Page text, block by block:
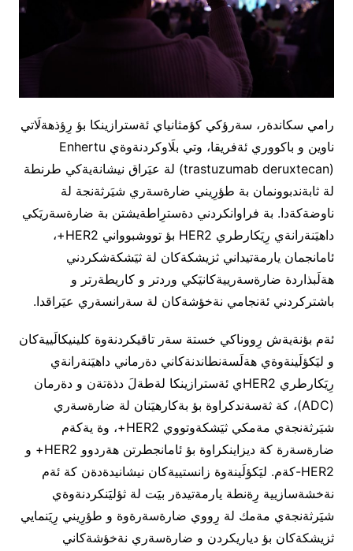
رامي سكاندةر، سةرؤكي كؤمثانياي ئةسترازينكا بؤ رِؤذهةلَاتي
ناوين و باكووري ئةفريقا، وتي بلَاوكردنةوةي Enhertu
(trastuzumab deruxtecan) لة عيَراق نيشانةيةكي طرنطة
لة ثابةندبوونمان بة طؤرِيني ضارةسةري شيَرثةنجة لة
ناوضةكةدا. بة فراوانكردني دةسترِاطةيشتن بة ضارةسةريَكي
داهيَنةرانةي رِيَكارطري HER2 بؤ تووشبوواني HER2+،
ئامانجمان يارمةتيداني ثزيشكةكان لة ثيَشكةشكردني
هةلَبذاردة ضارةسةرييةكانيَكي وردتر و كاريطةرتر و
باشتركردني ئةنجامي نةخؤشةكان لة سةرانسةري عيَراقدا.
ئةم بؤنةيةش رِووناكي خستة سةر تاقيكردنةوة كلينيكالَييةكان
و ليَكؤلَينةوةي هةلَسةنطاندنةكاني دةرماني داهيَنةرانةي
رِيَكارطري HER2ي ئةسترازينكا لةطةلَ دذةتةن و دةرمان
(ADC)، كة ثةسةندكراوة بؤ بةكارهيَنان لة ضارةسةري
شيَرثةنجةي مةمكي ثيَشكةوتووي HER2+، وة يةكةم
ضارةسةرة كة ديزاينكراوة بؤ ئامانجطرتن هةردوو HER2+ و
HER2-كةم. ليَكؤلَينةوة زانستييةكان نيشانيدةدةن كة ئةم
نةخشةسازيية رِةنطة يارمةتيدةر بيَت لة ثؤليَنكردنةوةي
شيَرثةنجةي مةمك لة رِووي ضارةسةرةوة و طؤرِيني رِيَنمايي
ثزيشكةكان بؤ دياريكردن و ضارةسةري نةخؤشةكاني